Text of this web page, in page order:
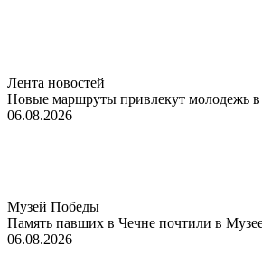
Лента новостей
Новые маршруты привлекут молодежь
06.08.2026
Музей Победы
Память павших в Чечне почтили в
06.08.2026